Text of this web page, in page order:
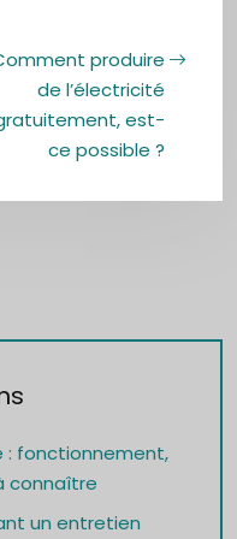
produire
de l’électricité
est-
ce possible ?
: fonctionnement,
connaître
un entretien